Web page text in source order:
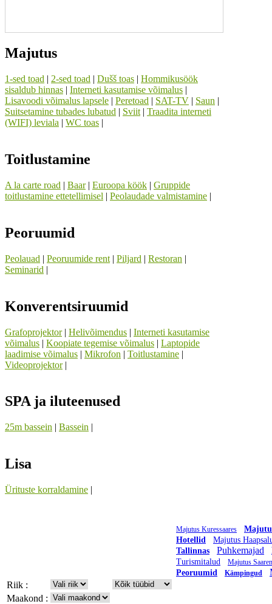
Majutus
1-sed toad | 2-sed toad | Dušš toas | Hommikusöök
sisaldub hinnas | Interneti kasutamise võimalus |
Lisavoodi võimalus lapsele | Peretoad | SAT-TV | Saun |
Suitsetamine tubades lubatud | Sviit | Traadita interneti
(WIFI) leviala | WC toas |
Toitlustamine
A la carte road | Baar| Euroopa köök | Gruppide
toitlustamine ettetellimisel | Peolaudade valmistamine |
Peoruumid
Peolauad | Peoruumide rent | Piljard | Restoran |
Seminarid |
Konverentsiruumid
Grafoprojektor| Helivõimendus | Interneti kasutamise
võimalus | Koopiate tegemise võimalus | Laptopide
laadimise võimalus | Mikrofon | Toitlustamine |
Videoprojektor|
SPA ja iluteenused
25m bassein | Bassein |
Lisa
Ürituste korraldamine |
Majutus Kuressaares
Hotellid
Majutus
Tallinnas
Puhkemajad
Turismitalud Majutus
Peoruumid Kämpingud
Riik :
Maakond :